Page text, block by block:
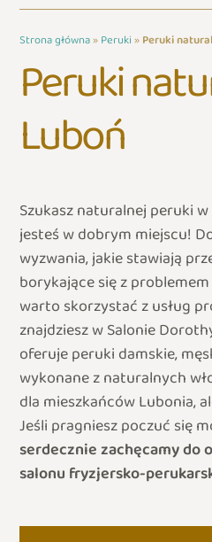
Strona główna»Peruki»Peruki
Peruki
Luboń
Szukasz naturalnej peruki
jesteś w dobrym miejscu!
wyzwania, jakie stawiają
borykające się z
warto skorzystać z usług
znajdziesz w Salonie
oferuje peruki damskie,
wykonane z naturalnych
dla mieszkańców Lubonia,
Jeśli pragniesz poczuć się
serdecznie zachęcamy do
salonu fryzjersko-